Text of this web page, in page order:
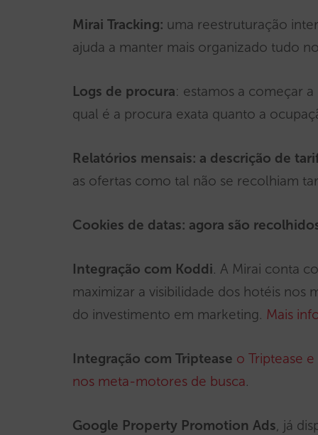
Mirai Tracking: uma reestruturação
ajuda a manter mais organizado tudo
Logs de procura: estamos a começar
qual é a procura exata quanto a
Relatórios mensais: a descrição de
as ofertas como tal não se recolhiam
Cookies de datas: agora são
Integração com Koddi. A Mirai conta
maximizar a visibilidade dos hotéis
do investimento em marketing. Mais
Integração com Triptease o Triptease
nos meta-motores de busca.
Google Property Promotion Ads, já